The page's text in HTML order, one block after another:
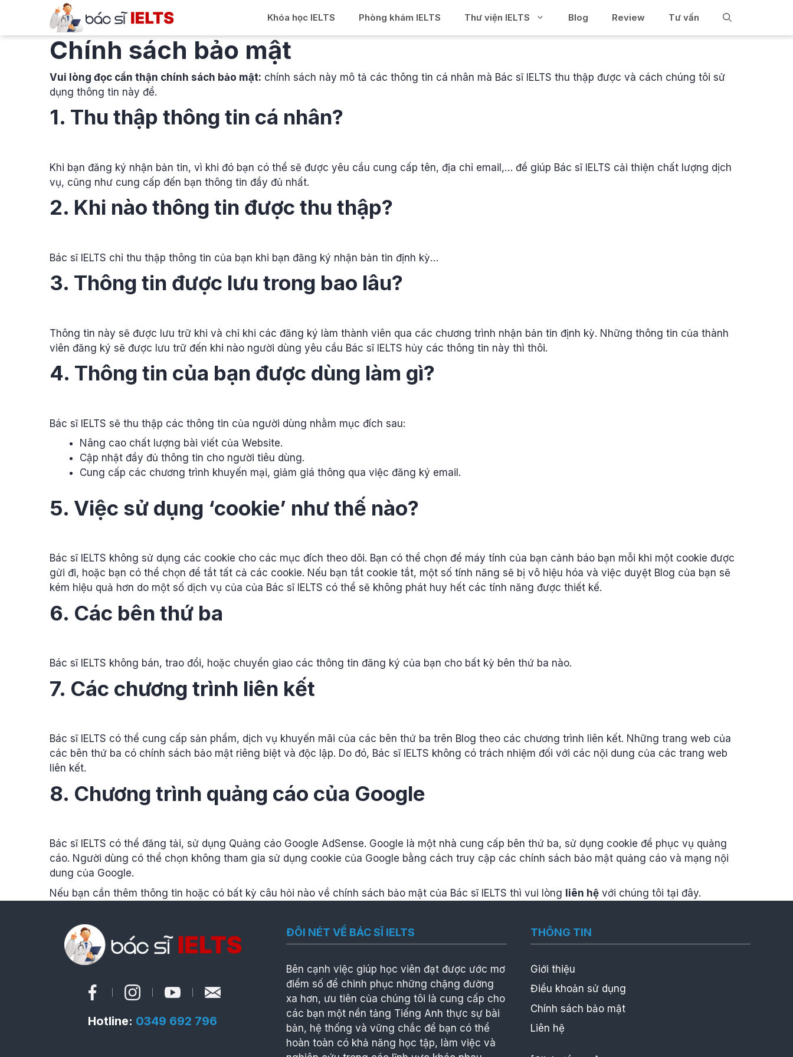
content
Khóa học IELTS Phòng khám IELTS Thư viện IELTS Blog Review Tư vấn
Chính sách bảo mật
Vui lòng đọc cẩn thận chính sách bảo mật: chính sách này mô tả các thông tin cá nhân mà Bác sĩ IELTS thu thập được và cách chúng tôi sử
dụng thông tin này để.
1. Thu thập thông tin cá nhân?
Khi bạn đăng ký nhận bản tin, vì khi đó bạn có thể sẽ được yêu cầu cung cấp tên, địa chỉ email,… để giúp Bác sĩ IELTS cải thiện chất lượng dịch
vụ, cũng như cung cấp đến bạn thông tin đầy đủ nhất.
2. Khi nào thông tin được thu thập?
Bác sĩ IELTS chỉ thu thập thông tin của bạn khi bạn đăng ký nhận bản tin định kỳ…
3. Thông tin được lưu trong bao lâu?
Thông tin này sẽ được lưu trữ khi và chỉ khi các đăng ký làm thành viên qua các chương trình nhận bản tin định kỳ. Những thông tin của thành
viên đăng ký sẽ được lưu trữ đến khi nào người dùng yêu cầu Bác sĩ IELTS hủy các thông tin này thì thôi.
4. Thông tin của bạn được dùng làm gì?
Bác sĩ IELTS sẽ thu thập các thông tin của người dùng nhằm mục đích sau:
Nâng cao chất lượng bài viết của Website.
Cập nhật đầy đủ thông tin cho người tiêu dùng.
Cung cấp các chương trình khuyến mại, giảm giá thông qua việc đăng ký email.
5. Việc sử dụng ‘cookie’ như thế nào?
Bác sĩ IELTS không sử dụng các cookie cho các mục đích theo dõi. Bạn có thể chọn để máy tính của bạn cảnh báo bạn mỗi khi một cookie được
gửi đi, hoặc bạn có thể chọn để tắt tất cả các cookie. Nếu bạn tắt cookie tắt, một số tính năng sẽ bị vô hiệu hóa và việc duyệt Blog của bạn sẽ
kém hiệu quả hơn do một số dịch vụ của của Bác sĩ IELTS có thể sẽ không phát huy hết các tính năng được thiết kế.
6. Các bên thứ ba
Bác sĩ IELTS không bán, trao đổi, hoặc chuyển giao các thông tin đăng ký của bạn cho bất kỳ bên thứ ba nào.
7. Các chương trình liên kết
Bác sĩ IELTS có thể cung cấp sản phẩm, dịch vụ khuyến mãi của các bên thứ ba trên Blog theo các chương trình liên kết. Những trang web của
các bên thứ ba có chính sách bảo mật riêng biệt và độc lập. Do đó, Bác sĩ IELTS không có trách nhiệm đối với các nội dung của các trang web
liên kết.
8. Chương trình quảng cáo của Google
Bác sĩ IELTS có thể đăng tải, sử dụng Quảng cáo Google AdSense. Google là một nhà cung cấp bên thứ ba, sử dụng cookie để phục vụ quảng
cáo. Người dùng có thể chọn không tham gia sử dụng cookie của Google bằng cách truy cập các chính sách bảo mật quảng cáo và mạng nội
dung của Google.
Nếu bạn cần thêm thông tin hoặc có bất kỳ câu hỏi nào về chính sách bảo mật của Bác sĩ IELTS thì vui lòng liên hệ với chúng tôi tại đây.
Hotline: 0349 692 796
ĐÔI NÉT VỀ BÁC SĨ IELTS
Bên cạnh việc giúp học viên đạt được ước mơ
điểm số để chinh phục những chặng đường
xa hơn, ưu tiên của chúng tôi là cung cấp cho
các bạn một nền tảng Tiếng Anh thực sự bài
bản, hệ thống và vững chắc để bạn có thể
hoàn toàn có khả năng học tập, làm việc và
THÔNG TIN
Giới thiệu
Điều khoản sử dụng
Chính sách bảo mật
Liên hệ